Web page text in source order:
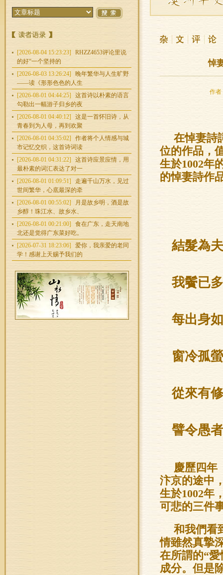
[2026-08-04 15:23:23]
RHZZ4653评论里说
的好“一个坚持的
[2026-08-03 13:26:24]
晚年繁华与人生旷野
——读《形形色色的人生
[2026-08-01 04:44:25]
这首诗以朴素的语言
勾勒出一幅游子归乡的夜
[2026-08-01 04:40:12]
这是一首怀旧诗，从
青春到为人母，再到欢聚
[2026-08-01 04:35:02]
作者将个人情感与城
市记忆交织，这首诗词读
[2026-08-01 04:31:22]
这首诗应景应情，用
最朴素的词汇表达了对一
[2026-08-01 01:09:51]
走遍千山万水，见过
世间繁华，心底最深的牵
[2026-08-01 00:55:02]
月是故乡明，酒是故
乡醇！珠江水、故乡水、
[2026-08-01 00:21:00]
食在广东，走天南地
北还是觉得广东菜好吃。
[2026-07-31 18:23:06]
爱你，我亲爱的老同
学！感谢上天赐予我们的
悼
作者
在悼妻詩
位的作品，
生於1002年
的悼妻詩作
結髮為
我鬢已
每出身
窗冷孤
從來有修
譬令愚者
慶歷四年
汴京的途中
生於1002年
可悲的三件
和我們看
情雖然真摯
在所謂的“
成分。但是